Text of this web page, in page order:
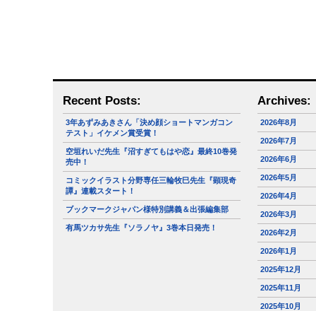
Recent Posts:
3年あずみあきさん「決め顔ショートマンガコン
テスト」イケメン賞受賞！
空垣れいだ先生『沼すぎてもはや恋』最終10巻発
売中！
コミックイラスト分野専任三輪牧巳先生『顕現奇
譚』連載スタート！
ブックマークジャパン様特別講義＆出張編集部
有馬ツカサ先生『ソラノヤ』3巻本日発売！
Archives:
2026年8月
2026年7月
2026年6月
2026年5月
2026年4月
2026年3月
2026年2月
2026年1月
2025年12月
2025年11月
2025年10月